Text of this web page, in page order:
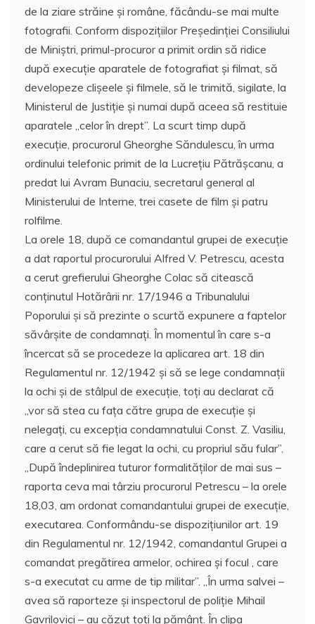
de la ziare străine şi române, făcându-se mai multe
fotografii. Conform dispoziţiilor Preşedinţiei Consiliului
de Miniştri, primul-procuror a primit ordin să ridice
după execuţie aparatele de fotografiat şi filmat, să
developeze clişeele şi filmele, să le trimită, sigilate, la
Ministerul de Justiţie şi numai după aceea să restituie
aparatele ,,celor în drept”. La scurt timp după
execuţie, procurorul Gheorghe Săndulescu, în urma
ordinului telefonic primit de la Lucreţiu Pătrăşcanu, a
predat lui Avram Bunaciu, secretarul general al
Ministerului de Interne, trei casete de film şi patru
rolfilme.
La orele 18, după ce comandantul grupei de execuţie
a dat raportul procurorului Alfred V. Petrescu, acesta
a cerut grefierului Gheorghe Colac să citească
conţinutul Hotărârii nr. 17/1946 a Tribunalului
Poporului şi să prezinte o scurtă expunere a faptelor
săvârşite de condamnaţi. În momentul în care s-a
încercat să se procedeze la aplicarea art. 18 din
Regulamentul nr. 12/1942 şi să se lege condamnaţii
la ochi şi de stâlpul de execuţie, toţi au declarat că
,,vor să stea cu faţa către grupa de execuţie şi
nelegaţi, cu excepţia condamnatului Const. Z. Vasiliu,
care a cerut să fie legat la ochi, cu propriul său fular”.
,,După îndeplinirea tuturor formalităţilor de mai sus –
raporta ceva mai târziu procurorul Petrescu – la orele
18,03, am ordonat comandantului grupei de execuţie,
executarea. Conformându-se dispoziţiunilor art. 19
din Regulamentul nr. 12/1942, comandantul Grupei a
comandat pregătirea armelor, ochirea şi focul , care
s-a executat cu arme de tip militar”. ,,În urma salvei –
avea să raporteze şi inspectorul de poliţie Mihail
Gavrilovici – au căzut toţi la pământ. În clipa